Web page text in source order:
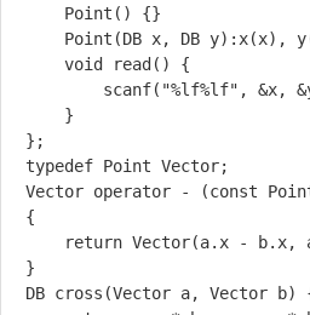
};
typedef Point Vector;
Vector operator - (const
{
}
DB cross(Vector a, Vector b)